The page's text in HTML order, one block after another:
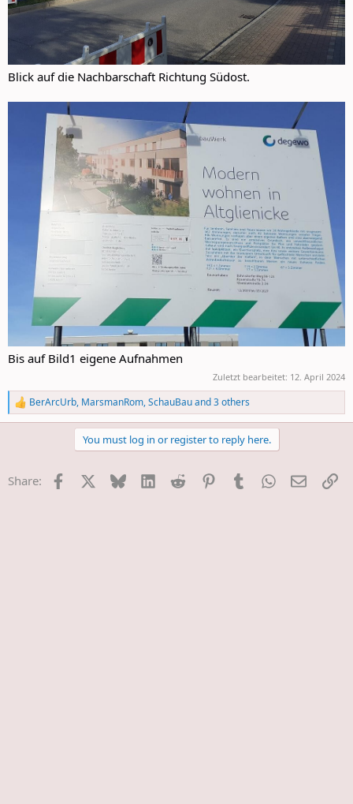
Blick auf die Nachbarschaft Richtung Südost.
Bis auf Bild1 eigene Aufnahmen
Zuletzt bearbeitet: 12. April 2024
R
e
o
BerArcUrb, MarsmanRom,SchauBauand 3 others
You must log in or register to reply here.
Share: Facebook Bluesky LinkedInReddit PinterestTumblrWhatsApp
E-Mail